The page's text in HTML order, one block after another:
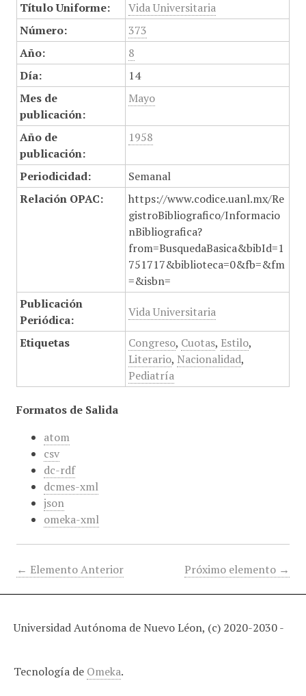
Título Uniforme:
Vida Universitaria
Número:
373
Año:
8
Día:
14
Mes de
publicación:
Mayo
Año de
publicación:
1958
Periodicidad:
Semanal
Relación OPAC:
https://www.codice.uanl.mx/Re
gistroBibliografico/Informacio
nBibliografica?
from=BusquedaBasica&bibId=1
751717&biblioteca=0&fb=&fm
=&isbn=
Publicación
Periódica:
Vida Universitaria
Etiquetas Congreso, Cuotas, Estilo,
Literario, Nacionalidad,
Pediatría
Formatos de Salida
atom
csv
dc-rdf
dcmes-xml
json
omeka-xml
← Elemento Anterior Próximo elemento →
Universidad Autónoma de Nuevo Léon, (c) 2020-2030 -
Tecnología de Omeka.